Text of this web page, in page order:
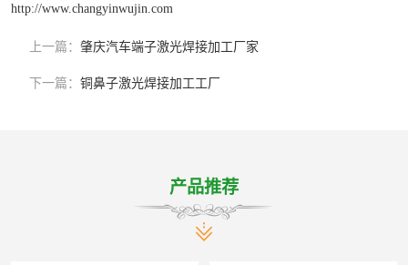
http://www.changyinwujin.com
上一篇： 肇庆汽车端子激光焊接加工厂家
下一篇： 铜鼻子激光焊接加工工厂
产品推荐